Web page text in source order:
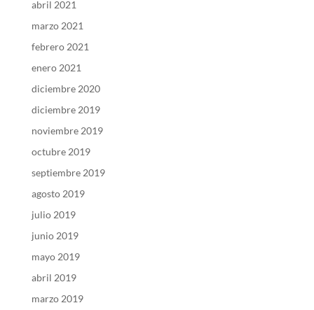
abril 2021
marzo 2021
febrero 2021
enero 2021
diciembre 2020
diciembre 2019
noviembre 2019
octubre 2019
septiembre 2019
agosto 2019
julio 2019
junio 2019
mayo 2019
abril 2019
marzo 2019